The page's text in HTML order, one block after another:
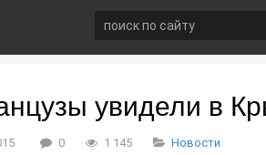
увидели в
0 1 145 Новости